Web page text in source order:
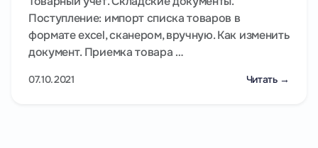
Поступление: импорт списка товаров в
формате excel, сканером, вручную. Как изменить
документ. Приемка товара …
07.10.2021 Читать →